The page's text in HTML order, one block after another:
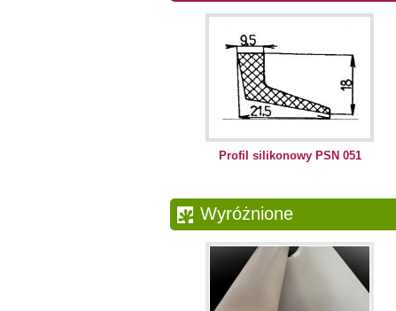
Profil silikonowy PSN 051
Wyróżnione